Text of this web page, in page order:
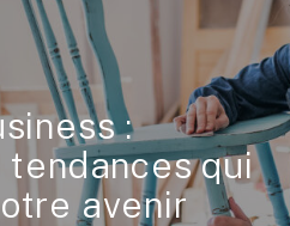
:
qui
avenir